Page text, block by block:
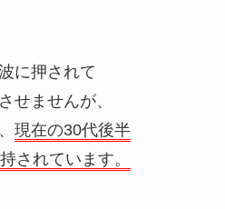
に押されて
せませんが、
現在の30代後半
されています。